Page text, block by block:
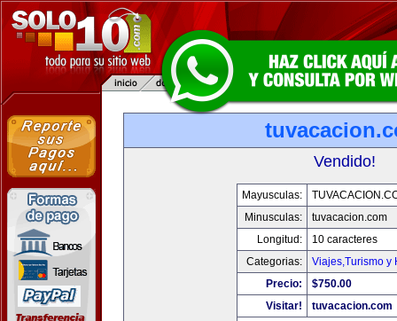
Vendido!
Mayusculas:
Minusculas:
tuvacacion.com
Longitud:
10 caracteres
Categorias:
Viajes,Turismo y
Precio:
$750.00
Visitar!
tuvacacion.com